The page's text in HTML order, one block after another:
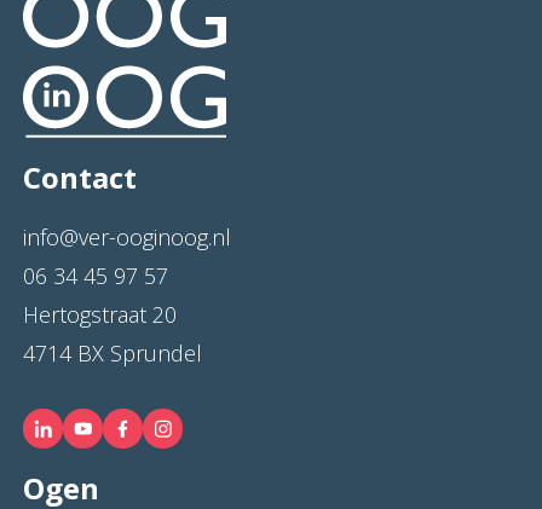
Contact
info@ver-ooginoog.nl
06 34 45 97 57
Hertogstraat 20
4714 BX Sprundel
Ogen